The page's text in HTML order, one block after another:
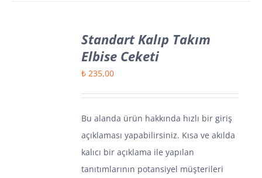
Standart Kalıp Takım
Elbise Ceketi
₺ 235,00
Bu alanda ürün hakkında hızlı bir giriş
açıklaması yapabilirsiniz. Kısa ve akılda
kalıcı bir açıklama ile yapılan
tanıtımlarının potansiyel müşterileri